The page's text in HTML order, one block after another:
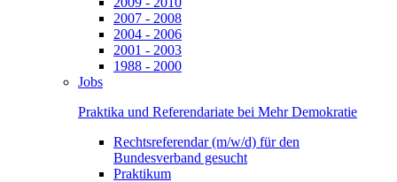
2007 - 2008
2004 - 2006
2001 - 2003
1988 - 2000
Jobs
Praktika und Referendariate bei Mehr Demokratie
Rechtsreferendar (m/w/d) für den
Bundesverband gesucht
Praktikum